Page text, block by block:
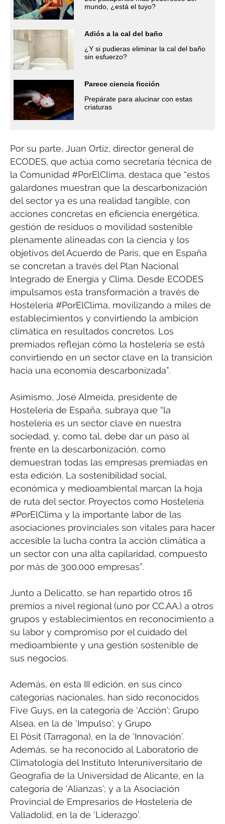
mundo, ¿está el tuyo?
Adiós a la cal del baño
¿Y si pudieras eliminar la cal del baño
sin esfuerzo?
Parece ciencia ficción
Prepárate para alucinar con estas
criaturas
Por su parte, Juan Ortiz, director general de
ECODES, que actúa como secretaría técnica de
la Comunidad #PorElClima, destaca que “estos
galardones muestran que la descarbonización
del sector ya es una realidad tangible, con
acciones concretas en eficiencia energética,
gestión de residuos o movilidad sostenible
plenamente alineadas con la ciencia y los
objetivos del Acuerdo de París, que en España
se concretan a través del Plan Nacional
Integrado de Energía y Clima. Desde ECODES
impulsamos esta transformación a través de
Hostelería #PorElClima, movilizando a miles de
establecimientos y convirtiendo la ambición
climática en resultados concretos. Los
premiados reflejan cómo la hostelería se está
convirtiendo en un sector clave en la transición
hacia una economía descarbonizada”.
Asimismo, José Almeida, presidente de
Hostelería de España, subraya que “la
hostelería es un sector clave en nuestra
sociedad, y, como tal, debe dar un paso al
frente en la descarbonización, como
demuestran todas las empresas premiadas en
esta edición. La sostenibilidad social,
económica y medioambiental marcan la hoja
de ruta del sector. Proyectos como Hostelería
#PorElClima y la importante labor de las
asociaciones provinciales son vitales para hacer
accesible la lucha contra la acción climática a
un sector con una alta capilaridad, compuesto
por más de 300.000 empresas”.
Junto a Delicatto, se han repartido otros 16
premios a nivel regional (uno por CC.AA.) a otros
grupos y establecimientos en reconocimiento a
su labor y compromiso por el cuidado del
medioambiente y una gestión sostenible de
sus negocios.
Además, en esta III edición, en sus cinco
categorías nacionales, han sido reconocidos
Five Guys, en la categoría de ‘Acción’; Grupo
Alsea, en la de ‘Impulso’; y Grupo
El Pòsit (Tarragona), en la de ‘Innovación’.
Además, se ha reconocido al Laboratorio de
Climatología del Instituto Interuniversitario de
Geografía de la Universidad de Alicante, en la
categoría de ‘Alianzas’; y a la Asociación
Provincial de Empresarios de Hostelería de
Valladolid, en la de ‘Liderazgo’.